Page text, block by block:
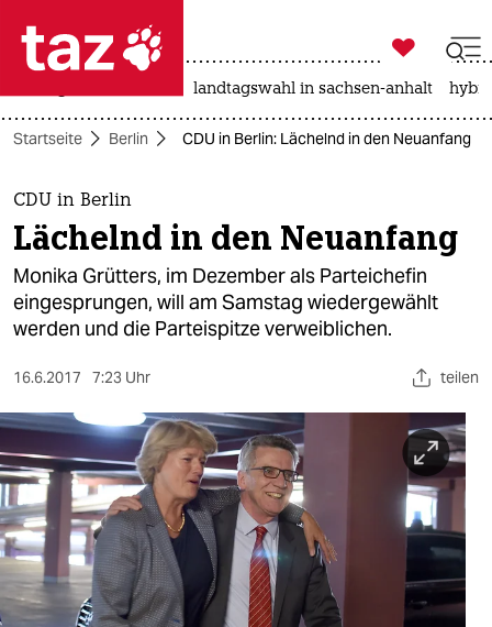
 taz zahl ich
taz zahl ich
themen
politik
öko
sport
berlin
nord
wahrheit

taz zahl ich
landtagswahl in sachsen-anhalt
Startseite Berlin CDU in Berlin: Lächelnd in den Neuanfang
CDU in Berlin
Lächelnd in den Neuanfang
Monika Grütters, im Dezember als Parteichefin
eingesprungen, will am Samstag wiedergewählt
werden und die Parteispitze verweiblichen.
16.6.2017 7:23 Uhr teilen